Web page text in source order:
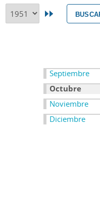
Septiembre
Octubre
Noviembre
Diciembre